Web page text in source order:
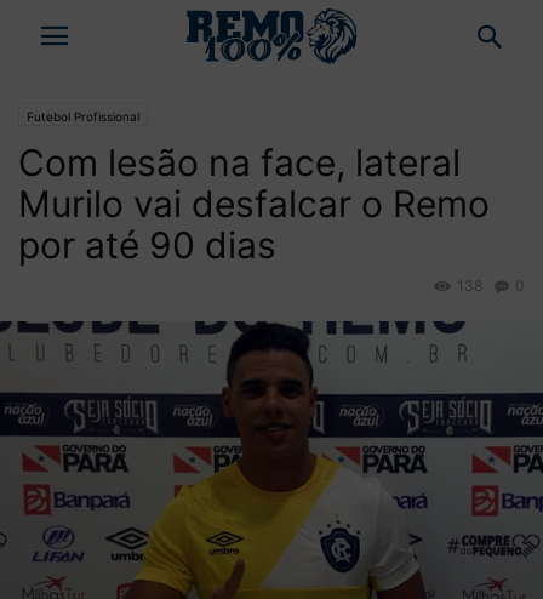
Futebol Profissional
Com lesão na face, lateral
Murilo vai desfalcar o Remo
por até 90 dias
0
138